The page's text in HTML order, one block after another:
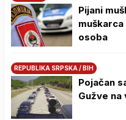
Pijani
osoba
REPUBLIKA SRPSKA / BIH
Pojačan
Gužve